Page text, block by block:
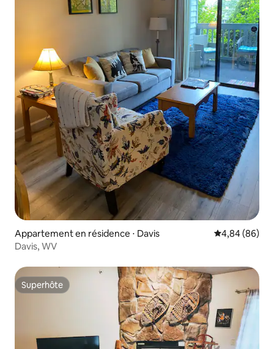
Appartement en résidence ⋅ Davis Évaluation
4,84 (86)
Davis, WV
Superhôte
Superhôte